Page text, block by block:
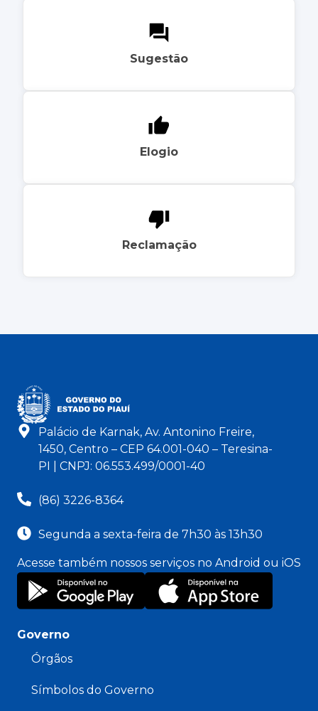
Sugestão
Elogio
Reclamação
Palácio de Karnak, Av. Antonino Freire,
1450, Centro – CEP 64.001-040 – Teresina-
PI | CNPJ: 06.553.499/0001-40
(86) 3226-8364
Segunda a sexta-feira de 7h30 às 13h30
Acesse também nossos serviços no Android ou iOS
Governo
Órgãos
Símbolos do Governo